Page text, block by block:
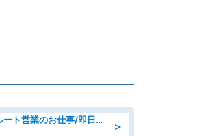
＞
営業/商社でのルート営業のお仕事/即日勤務可/車通勤可/営業